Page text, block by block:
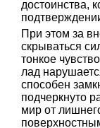
достоинства,
При этом за
скрываться
тонкое
лад
способен
подчеркнуто
мир от